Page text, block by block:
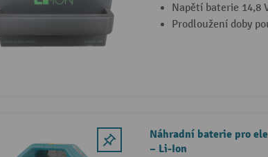
Napětí baterie 14,8
Prodloužení doby
Náhradní baterie pro
– Li-Ion